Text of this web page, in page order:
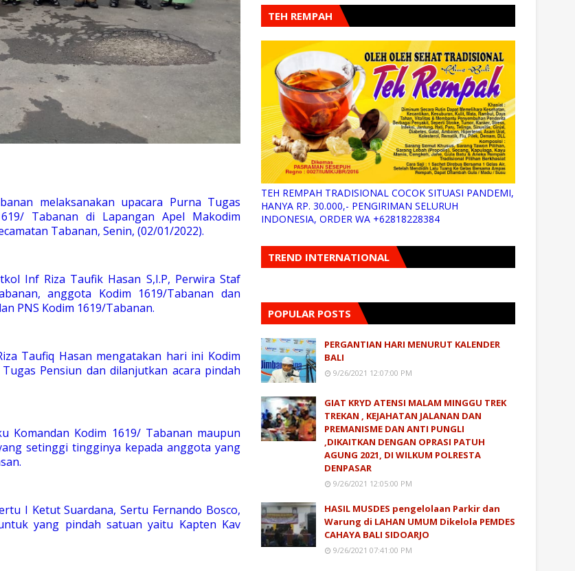
melaksanakan upacara Purna Tugas
Tabanan di Lapangan Apel Makodim
Tabanan, Senin, (02/01/2022).
Inf Riza Taufik Hasan S,I.P, Perwira Staf
anggota Kodim 1619/Tabanan dan
PNS Kodim 1619/Tabanan.
Taufiq Hasan mengatakan hari ini Kodim
Pensiun dan dilanjutkan acara pindah
Komandan Kodim 1619/ Tabanan maupun
setinggi tingginya kepada anggota yang
I Ketut Suardana, Sertu Fernando Bosco,
yang pindah satuan yaitu Kapten Kav
TEH REMPAH
TEH REMPAH TRADISIONAL COCOK SITUASI PANDEMI,
HANYA RP. 30.000,- PENGIRIMAN SELURUH
INDONESIA, ORDER WA +62818228384
TREND INTERNATIONAL
POPULAR POSTS
PERGANTIAN HARI MENURUT KALENDER
BALI
9/26/2021 12:07:00 PM
GIAT KRYD ATENSI MALAM MINGGU TREK
TREKAN , KEJAHATAN JALANAN DAN
PREMANISME DAN ANTI PUNGLI
,DIKAITKAN DENGAN OPRASI PATUH
AGUNG 2021, DI WILKUM POLRESTA
DENPASAR
9/26/2021 12:05:00 PM
HASIL MUSDES pengelolaan Parkir dan
Warung di LAHAN UMUM Dikelola PEMDES
CAHAYA BALI SIDOARJO
9/26/2021 07:41:00 PM